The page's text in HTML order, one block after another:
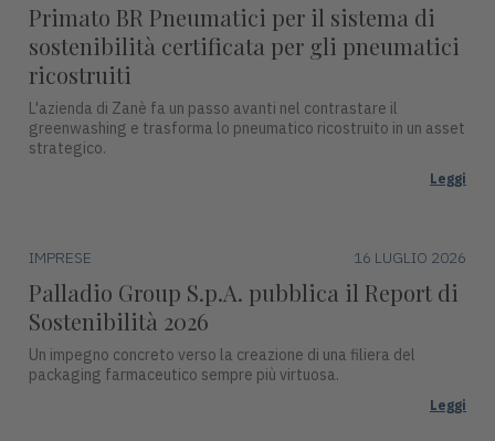
Primato BR Pneumatici per il sistema di
sostenibilità certificata per gli pneumatici
ricostruiti
L'azienda di Zanè fa un passo avanti nel contrastare il
greenwashing e trasforma lo pneumatico ricostruito in un asset
strategico.
Leggi
IMPRESE 16 LUGLIO 2026
Palladio Group S.p.A. pubblica il Report di
Sostenibilità 2026
Un impegno concreto verso la creazione di una filiera del
packaging farmaceutico sempre più virtuosa.
Leggi